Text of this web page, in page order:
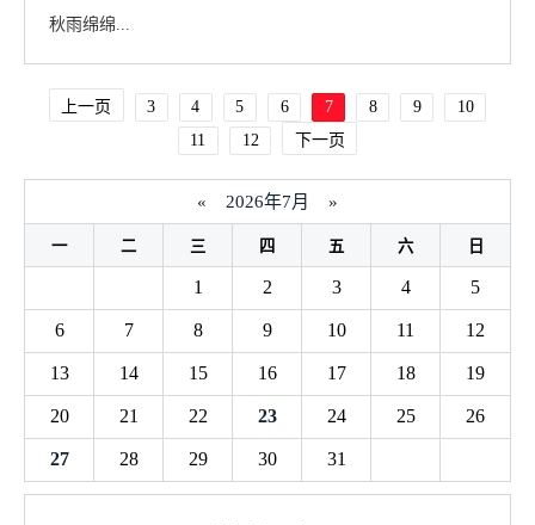
秋雨绵绵...
上一页 3 4 5 6 7 8 9
10
11
12 下一页
« 2026年7月 »
一 二 三 四 五 六 日
1 2 3 4 5
6 7 8 9 10 11 12
13 14 15 16 17 18 19
20 21 22 23 24 25 26
27 28 29 30 31